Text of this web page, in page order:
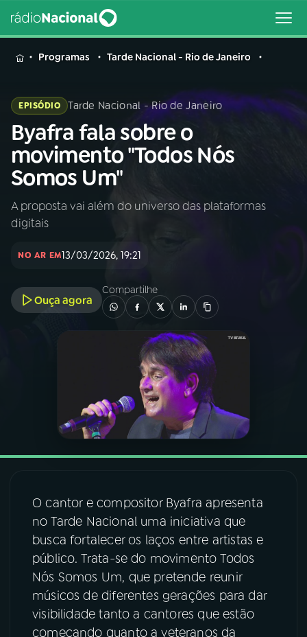
MENU
Buscar
na
Rádio
Nacional
Buscar
AO VIVO
INÍCIO
A RÁDIO
PODCASTS
07ÚLTIMAS
08 FESTIVAL DE MÚSICA
ACOMPANHE A RÁDIO NACIONAL
Programas Tarde Nacional - Rio de Janeiro
EPISÓDIO Tarde Nacional - Rio de Janeiro
Byafra fala sobre o
movimento "Todos Nós
Somos Um"
A proposta vai além do universo das plataformas
digitais
NO AR EM13/03/2026, 19:21
Ouça agora
Compartilhe
O cantor e compositor Byafra apresenta
no Tarde Nacional uma iniciativa que
busca fortalecer os laços entre artistas e
público. Trata-se do movimento Todos
Nós Somos Um, que pretende reunir
músicos de diferentes gerações para dar
visibilidade tanto a cantores que estão
começando quanto a veteranos da